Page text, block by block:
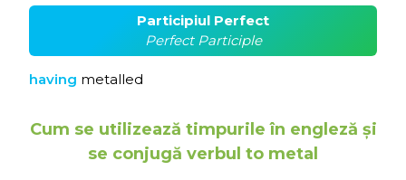
Participiul Perfect
Perfect Participle
having metalled
Cum se utilizează timpurile în engleză și
se conjugă verbul to metal